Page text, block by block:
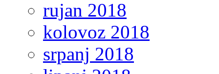
rujan 2018
kolovoz 2018
srpanj 2018